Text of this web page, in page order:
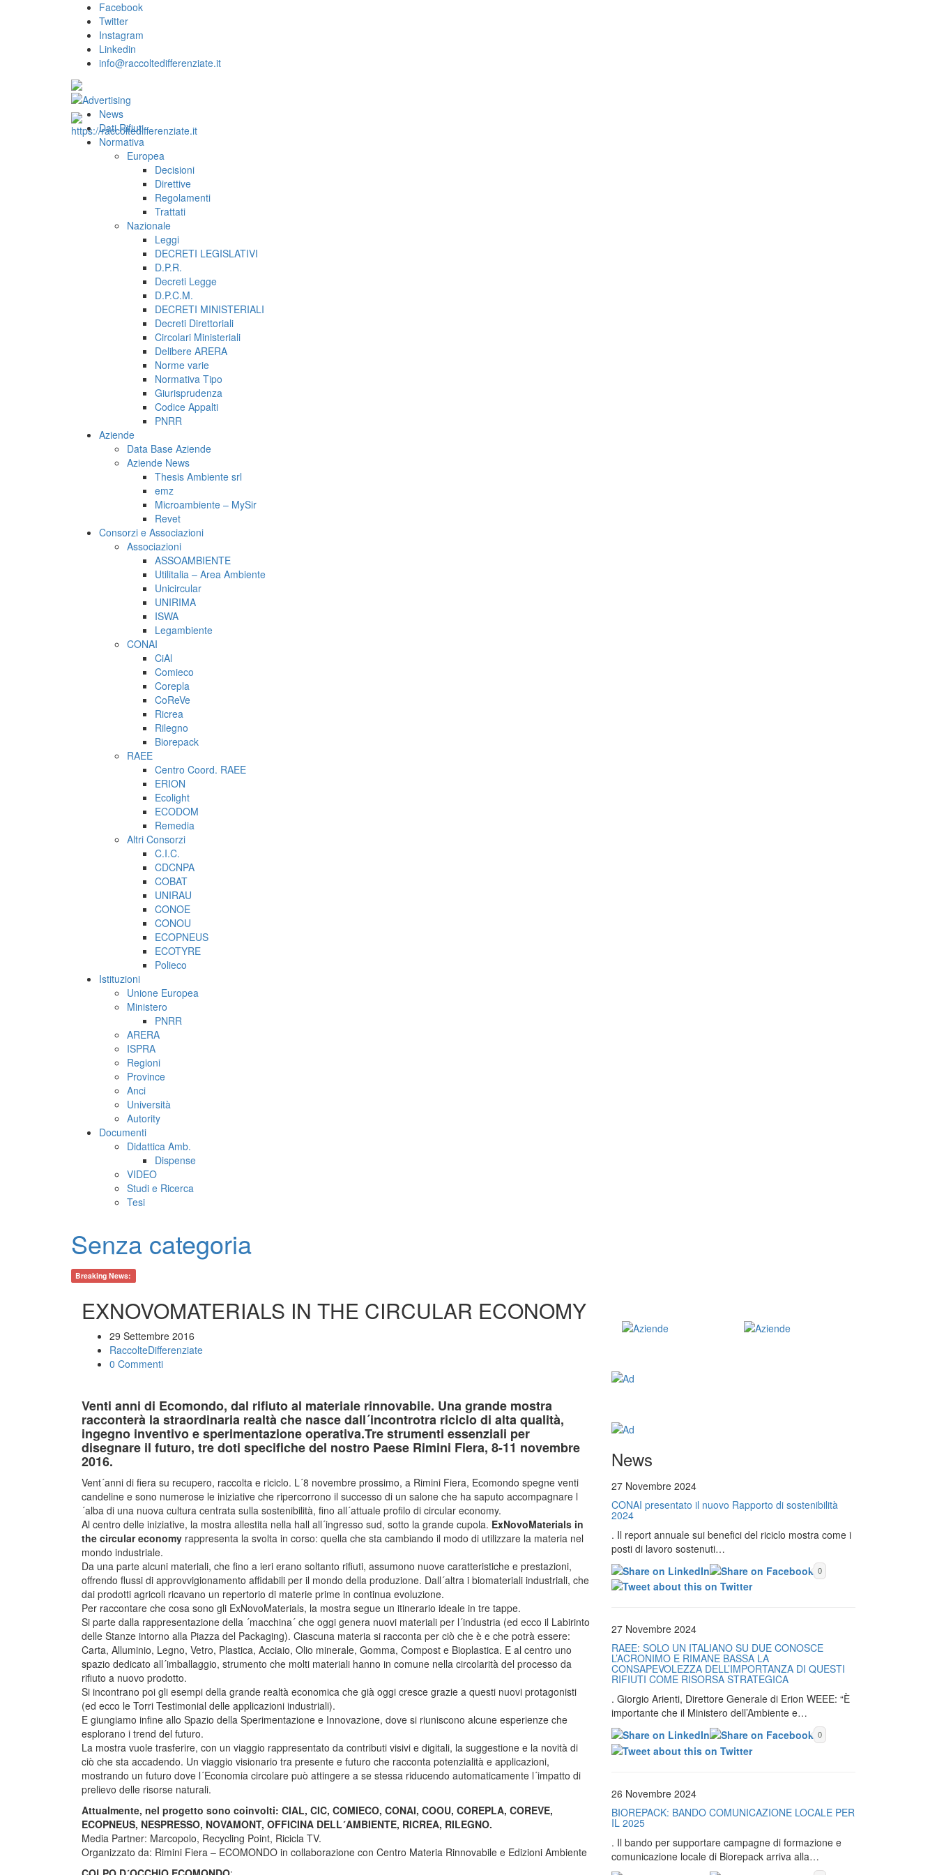
Facebook
Twitter
Instagram
Linkedin
info@raccoltedifferenziate.it
News
Dati Rifiuti
Normativa
Europea
Decisioni
Direttive
Regolamenti
Trattati
Nazionale
Leggi
DECRETI LEGISLATIVI
D.P.R.
Decreti Legge
D.P.C.M.
DECRETI MINISTERIALI
Decreti Direttoriali
Circolari Ministeriali
Delibere ARERA
Norme varie
Normativa Tipo
Giurisprudenza
Codice Appalti
PNRR
Aziende
Data Base Aziende
Aziende News
Thesis Ambiente srl
emz
Microambiente – MySir
Revet
Consorzi e Associazioni
Associazioni
ASSOAMBIENTE
Utilitalia – Area Ambiente
Unicircular
UNIRIMA
ISWA
Legambiente
CONAI
CiAl
Comieco
Corepla
CoReVe
Ricrea
Rilegno
Biorepack
RAEE
Centro Coord. RAEE
ERION
Ecolight
ECODOM
Remedia
Altri Consorzi
C.I.C.
CDCNPA
COBAT
UNIRAU
CONOE
CONOU
ECOPNEUS
ECOTYRE
Polieco
Istituzioni
Unione Europea
Ministero
PNRR
ARERA
ISPRA
Regioni
Province
Anci
Università
Autority
Documenti
Didattica Amb.
Dispense
VIDEO
Studi e Ricerca
Tesi
Senza categoria
Breaking News:
EXNOVOMATERIALS IN THE CIRCULAR ECONOMY
29 Settembre 2016
RaccolteDifferenziate
0 Commenti
Venti anni di Ecomondo, dal rifiuto al materiale rinnovabile. Una grande mostra
racconterà la straordinaria realtà che nasce dall´incontrotra riciclo di alta qualità,
ingegno inventivo e sperimentazione operativa.Tre strumenti essenziali per
disegnare il futuro, tre doti specifiche del nostro Paese Rimini Fiera, 8-11 novembre
2016.
Vent´anni di fiera su recupero, raccolta e riciclo. L´8 novembre prossimo, a Rimini Fiera, Ecomondo spegne venti
candeline e sono numerose le iniziative che ripercorrono il successo di un salone che ha saputo accompagnare l
´alba di una nuova cultura centrata sulla sostenibilità, fino all´attuale profilo di circular economy.
Al centro delle iniziative, la mostra allestita nella hall all´ingresso sud, sotto la grande cupola. ExNovoMaterials in
the circular economy rappresenta la svolta in corso: quella che sta cambiando il modo di utilizzare la materia nel
mondo industriale.
Da una parte alcuni materiali, che fino a ieri erano soltanto rifiuti, assumono nuove caratteristiche e prestazioni,
offrendo flussi di approvvigionamento affidabili per il mondo della produzione. Dall´altra i biomateriali industriali, che
dai prodotti agricoli ricavano un repertorio di materie prime in continua evoluzione.
Per raccontare che cosa sono gli ExNovoMaterials, la mostra segue un itinerario ideale in tre tappe.
Si parte dalla rappresentazione della ´macchina´ che oggi genera nuovi materiali per l´industria (ed ecco il Labirinto
delle Stanze intorno alla Piazza del Packaging). Ciascuna materia si racconta per ciò che è e che potrà essere:
Carta, Alluminio, Legno, Vetro, Plastica, Acciaio, Olio minerale, Gomma, Compost e Bioplastica. E al centro uno
spazio dedicato all´imballaggio, strumento che molti materiali hanno in comune nella circolarità del processo da
rifiuto a nuovo prodotto.
Si incontrano poi gli esempi della grande realtà economica che già oggi cresce grazie a questi nuovi protagonisti
(ed ecco le Torri Testimonial delle applicazioni industriali).
E giungiamo infine allo Spazio della Sperimentazione e Innovazione, dove si riuniscono alcune esperienze che
esplorano i trend del futuro.
La mostra vuole trasferire, con un viaggio rappresentato da contributi visivi e digitali, la suggestione e la novità di
ciò che sta accadendo. Un viaggio visionario tra presente e futuro che racconta potenzialità e applicazioni,
mostrando un futuro dove l´Economia circolare può attingere a se stessa riducendo automaticamente l´impatto di
prelievo delle risorse naturali.
Attualmente, nel progetto sono coinvolti: CIAL, CIC, COMIECO, CONAI, COOU, COREPLA, COREVE,
ECOPNEUS, NESPRESSO, NOVAMONT, OFFICINA DELL´AMBIENTE, RICREA, RILEGNO.
Media Partner: Marcopolo, Recycling Point, Ricicla TV.
Organizzato da: Rimini Fiera – ECOMONDO in collaborazione con Centro Materia Rinnovabile e Edizioni Ambiente
News
27 Novembre 2024
CONAI presentato il nuovo Rapporto di sostenibilità
2024
. Il report annuale sui benefici del riciclo mostra come i
posti di lavoro sostenuti…
0
27 Novembre 2024
RAEE: SOLO UN ITALIANO SU DUE CONOSCE
L’ACRONIMO E RIMANE BASSA LA
CONSAPEVOLEZZA DELL’IMPORTANZA DI QUESTI
RIFIUTI COME RISORSA STRATEGICA
. Giorgio Arienti, Direttore Generale di Erion WEEE: “È
importante che il Ministero dell’Ambiente e…
0
26 Novembre 2024
BIOREPACK: BANDO COMUNICAZIONE LOCALE PER
IL 2025
. Il bando per supportare campagne di formazione e
comunicazione locale di Biorepack arriva alla…